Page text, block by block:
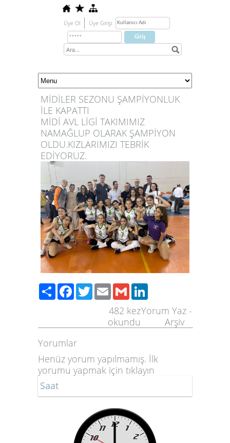
Üye Ol Üye Girişi
MİDİLER SEZONU ŞAMPİYONLUK
İLE KAPATTI
MİDİ AVL LİGİ TAKIMIMIZ
NAMAĞLUP OLARAK ŞAMPİYON
OLDU.KIZLARIMIZI TEBRİK
EDİYORUZ.
ShareFacebook
TwitterEmailGmail
Yorum Yaz -
Arşiv
482 kez
okundu
Yorumlar
Henüz yorum yapılmamış. İlk
yorumu yapmak için tıklayın
Saat